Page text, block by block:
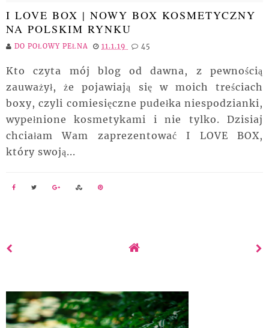
I LOVE BOX | NOWY BOX KOSMETYCZNY
NA POLSKIM RYNKU
DO POŁOWY PEŁNA 11.1.19 45
Kto czyta mój blog od dawna, z pewnością
zauważył, że pojawiają się w moich treściach
boxy, czyli comiesięczne pudełka niespodzianki,
wypełnione kosmetykami i nie tylko. Dzisiaj
chciałam Wam zaprezentować I LOVE BOX,
który swoją...